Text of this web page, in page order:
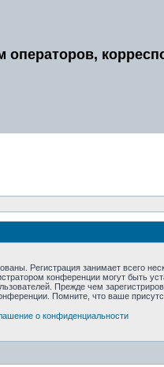
операторов,
Регистрация занимает всего
конференции могут быть
Прежде чем
Помните, что ваше
о конфиденциальности